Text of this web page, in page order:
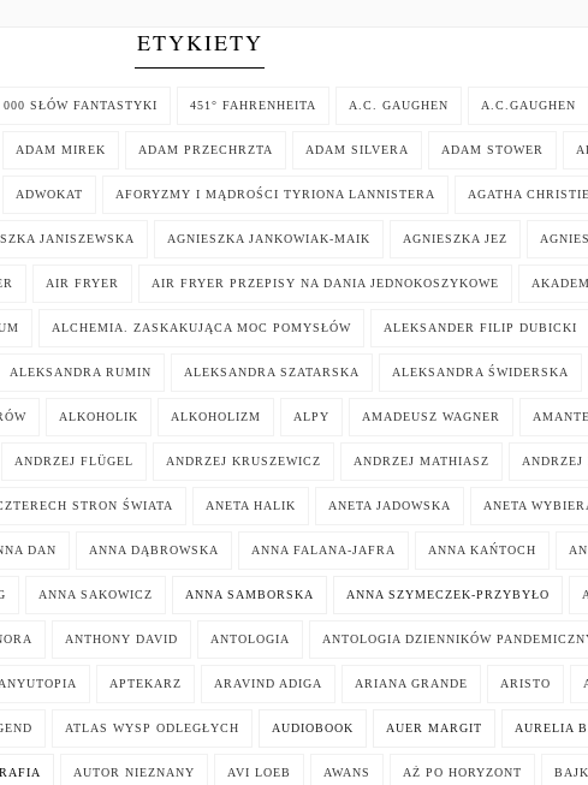
ETYKIETY
000 SŁÓW FANTASTYKI 451° FAHRENHEITA A.C. GAUGHEN A.C.GAUGHEN
ADAM MIREK ADAM PRZECHRZTA ADAM SILVERA ADAM STOWER
ADWOKAT AFORYZMY I MĄDROŚCI TYRIONA LANNISTERA AGATHA CHRISTIE
JANISZEWSKA AGNIESZKA JANKOWIAK-MAIK AGNIESZKA JEZ
AIR FRYER AIR FRYER PRZEPISY NA DANIA JEDNOKOSZYKOWE
ALCHEMIA. ZASKAKUJĄCA MOC POMYSŁÓW ALEKSANDER FILIP DUBICKI
ALEKSANDRA RUMIN ALEKSANDRA SZATARSKA ALEKSANDRA ŚWIDERSKA
ALKOHOLIK ALKOHOLIZM ALPY AMADEUSZ WAGNER
ANDRZEJ FLÜGEL ANDRZEJ KRUSZEWICZ ANDRZEJ MATHIASZ ANDRZEJ
STRON ŚWIATA ANETA HALIK ANETA JADOWSKA ANETA
DAN ANNA DĄBROWSKA ANNA FALANA-JAFRA ANNA KAŃTOCH
ANNA SAKOWICZ ANNA SAMBORSKA ANNA SZYMECZEK-PRZYBYŁO
ANTHONY DAVID ANTOLOGIA ANTOLOGIA DZIENNIKÓW
APTEKARZ ARAVIND ADIGA ARIANA GRANDE ARISTO
ATLAS WYSP ODLEGŁYCH AUDIOBOOK AUER MARGIT AURELIA
AUTOR NIEZNANY AVI LOEB AWANS AŻ PO HORYZONT